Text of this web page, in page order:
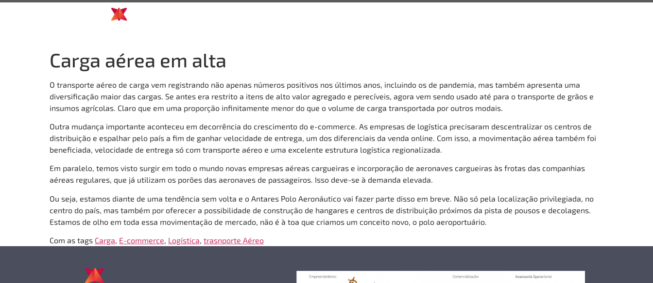
Carga aérea em alta
O transporte aéreo de carga vem registrando não apenas números positivos nos últimos anos, incluindo os de pandemia, mas também apresenta uma
diversificação maior das cargas. Se antes era restrito a itens de alto valor agregado e perecíveis, agora vem sendo usado até para o transporte de grãos e
insumos agrícolas. Claro que em uma proporção infinitamente menor do que o volume de carga transportada por outros modais.
Outra mudança importante aconteceu em decorrência do crescimento do e-commerce. As empresas de logística precisaram descentralizar os centros de
distribuição e espalhar pelo país a fim de ganhar velocidade de entrega, um dos diferenciais da venda online. Com isso, a movimentação aérea também foi
beneficiada, velocidade de entrega só com transporte aéreo e uma excelente estrutura logística regionalizada.
Em paralelo, temos visto surgir em todo o mundo novas empresas aéreas cargueiras e incorporação de aeronaves cargueiras às frotas das companhias
aéreas regulares, que já utilizam os porões das aeronaves de passageiros. Isso deve-se à demanda elevada.
Ou seja, estamos diante de uma tendência sem volta e o Antares Polo Aeronáutico vai fazer parte disso em breve. Não só pela localização privilegiada, no
centro do país, mas também por oferecer a possibilidade de construção de hangares e centros de distribuição próximos da pista de pousos e decolagens.
Estamos de olho em toda essa movimentação de mercado, não é à toa que criamos um conceito novo, o polo aeroportuário.
Com as tags Carga, E-commerce, Logística, trasnporte Aéreo